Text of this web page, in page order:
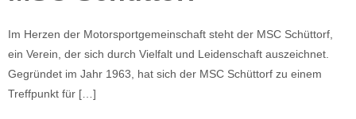
Im Herzen der Motorsportgemeinschaft steht der MSC Schüttorf,
ein Verein, der sich durch Vielfalt und Leidenschaft auszeichnet.
Gegründet im Jahr 1963, hat sich der MSC Schüttorf zu einem
Treffpunkt für […]